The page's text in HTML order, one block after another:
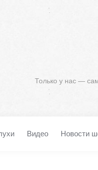
Только у нас —
Видео Новости